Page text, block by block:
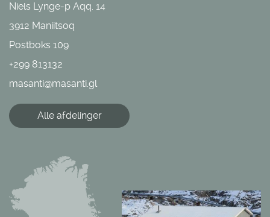
Niels Lynge-p Aqq. 14
3912 Maniitsoq
Postboks 109
+299 813132
masanti@masanti.gl
Alle afdelinger